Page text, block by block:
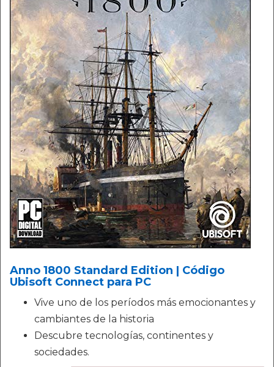
Anno 1800 Standard Edition | Código
Ubisoft Connect para PC
Vive uno de los períodos más emocionantes y
cambiantes de la historia
Descubre tecnologías, continentes y
sociedades.